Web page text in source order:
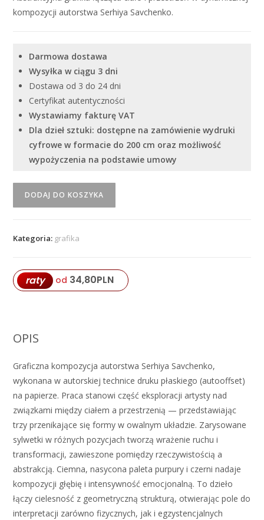
kompozycji autorstwa Serhiya Savchenko.
Darmowa dostawa
Wysyłka w ciągu 3 dni
Dostawa od 3 do 24 dni
Certyfikat autentyczności
Wystawiamy fakturę VAT
Dla dzieł sztuki: dostępne na zamówienie wydruki
cyfrowe w formacie do 200 cm oraz możliwość
wypożyczenia na podstawie umowy
ilość
"Body
Space"
DODAJ DO KOSZYKA
Kategoria: grafika
raty od 34,80PLN
OPIS
Graficzna kompozycja autorstwa Serhiya Savchenko,
wykonana w autorskiej technice druku płaskiego (autooffset)
na papierze. Praca stanowi część eksploracji artysty nad
związkami między ciałem a przestrzenią — przedstawiając
trzy przenikające się formy w owalnym układzie. Zarysowane
sylwetki w różnych pozycjach tworzą wrażenie ruchu i
transformacji, zawieszone pomiędzy rzeczywistością a
abstrakcją. Ciemna, nasycona paleta purpury i czerni nadaje
kompozycji głębię i intensywność emocjonalną. To dzieło
łączy cielesność z geometryczną strukturą, otwierając pole do
interpretacji zarówno fizycznych, jak i egzystencjalnych